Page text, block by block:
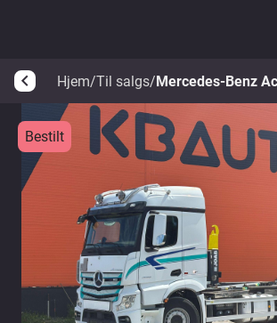
arrow_back_ios Hjem/Til salgs/
Bestilt